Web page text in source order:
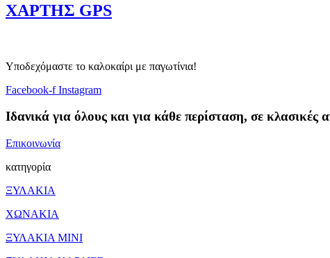
ΧΑΡΤΗΣ GPS
Υποδεχόμαστε το καλοκαίρι με παγωτίνια!
Facebook-f Instagram
Ιδανικά για όλους και για κάθε περίσταση, σε κλασικές
Επικοινωνία
κατηγορία
ΞΥΛΑΚΙΑ
ΧΩΝΑΚΙΑ
ΞΥΛΑΚΙΑ ΜΙΝΙ